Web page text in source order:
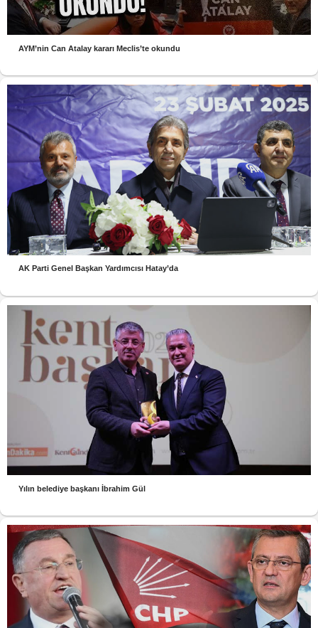
AYM’nin Can Atalay kararı Meclis’te okundu
AK Parti Genel Başkan Yardımcısı Hatay’da
Yılın belediye başkanı İbrahim Gül